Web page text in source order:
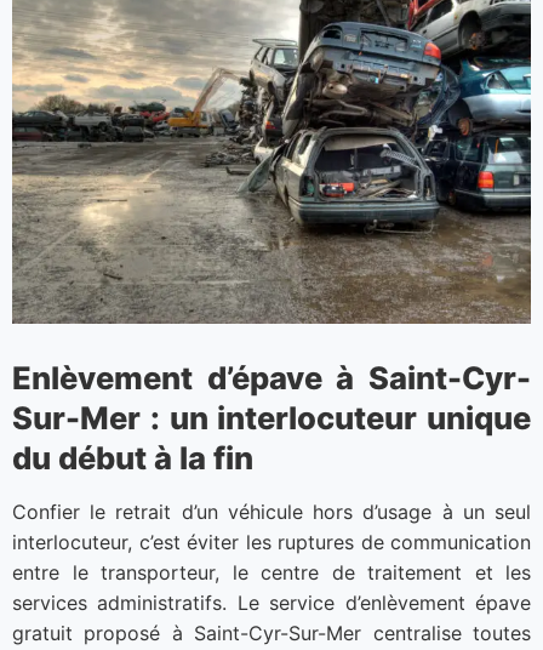
Enlèvement d’épave à Saint-Cyr-
Sur-Mer : un interlocuteur unique
du début à la fin
Confier le retrait d’un véhicule hors d’usage à un seul
interlocuteur, c’est éviter les ruptures de communication
entre le transporteur, le centre de traitement et les
services administratifs. Le service d’enlèvement épave
gratuit proposé à Saint-Cyr-Sur-Mer centralise toutes